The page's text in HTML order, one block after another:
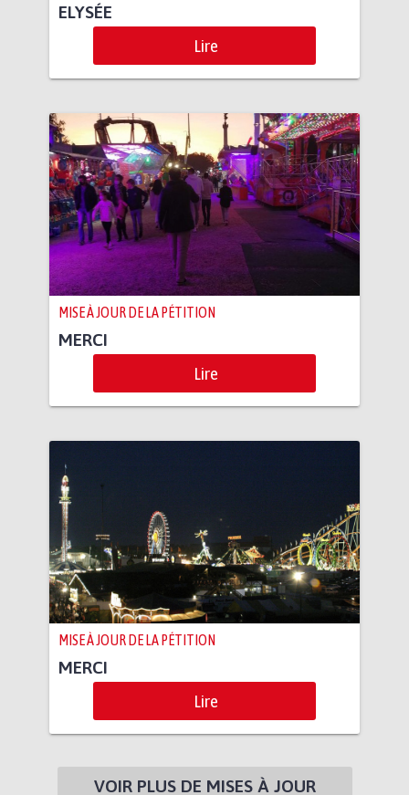
ELYSÉE
Lire
MISE À JOUR DE LA PÉTITION
MERCI
Lire
MISE À JOUR DE LA PÉTITION
MERCI
Lire
VOIR PLUS DE MISES À JOUR